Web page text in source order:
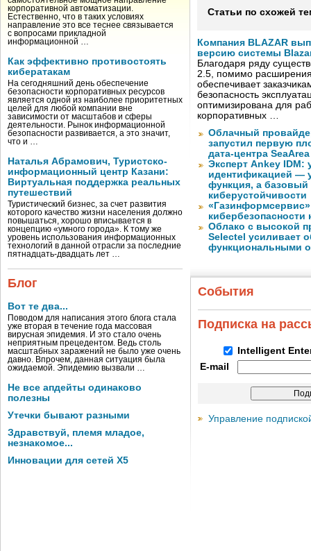
корпоративной автоматизации.
Естественно, что в таких условиях
направление это все теснее связывается
с вопросами прикладной
информационной …
Как эффективно противостоять
кибератакам
На сегодняшний день обеспечение
безопасности корпоративных ресурсов
является одной из наиболее приоритетных
целей для любой компании вне
зависимости от масштабов и сферы
деятельности. Рынок информационной
безопасности развивается, а это значит,
что и …
Наталья Абрамович, Туристско-
информационный центр Казани:
Виртуальная поддержка реальных
путешествий
Туристический бизнес, за счет развития
которого качество жизни населения должно
повышаться, хорошо вписывается в
концепцию «умного города». К тому же
уровень использования информационных
технологий в данной отрасли за последние
пятнадцать-двадцать лет …
Блог
Вот те два...
Поводом для написания этого блога стала
уже вторая в течение года массовая
вирусная эпидемия. И это стало очень
неприятным прецедентом. Ведь столь
масштабных заражений не было уже очень
давно. Впрочем, данная ситуация была
ожидаемой. Эпидемию вызвали …
Не все апдейты одинаково
полезны
Утечки бывают разными
Здравствуй, племя младое,
незнакомое...
Инновации для сетей X5
Статьи по схожей
Компания BLAZAR
версию системы
Благодаря ряду
2.5, помимо
обеспечивает
безопасность
оптимизирована для
корпоративных …
Облачный
запустил первую
дата-центра
Эксперт Ankey IDM:
идентификацией —
функция, а базовый
киберустойчивости
Облако с высокой
Selectel усиливает
функциональными
События
Подписка на
Intelligent
E-mail
Управление